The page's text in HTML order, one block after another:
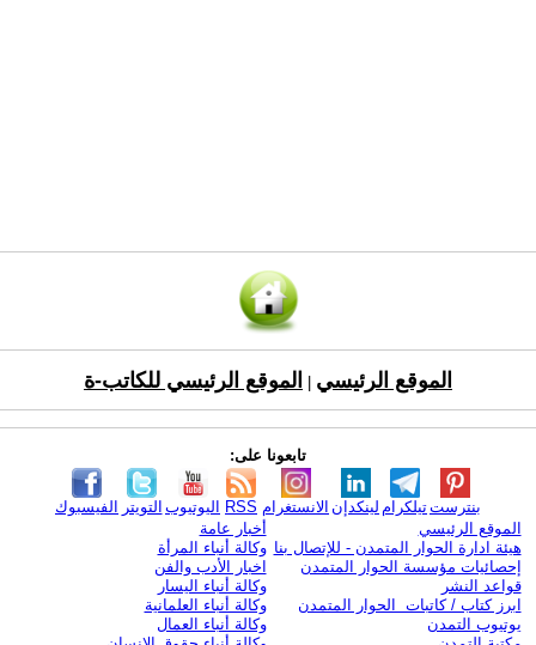
الموقع الرئيسي الموقع الرئيسي للكاتب-ة
تابعونا على:
الفيسبوك التويتر اليوتيوب RSS الانستغرام لينكدإن تيلكرامبنترست
الموقع الرئيسي
هيئة ادارة الحوار المتمدن - للإتصال بنا
إحصائيات مؤسسة الحوار المتمدن
قواعد النشر
ابرز كتاب / كاتبات الحوار المتمدن
يوتيوب التمدن
أخبار عامة
وكالة أنباء المرأة
اخبار الأدب والفن
وكالة أنباء اليسار
وكالة أنباء العلمانية
وكالة أنباء العمال